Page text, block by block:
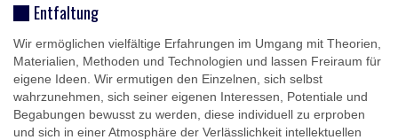
Entfaltung
Wir ermöglichen vielfältige Erfahrungen im Umgang mit Theorien,
Materialien, Methoden und Technologien und lassen Freiraum für
eigene Ideen. Wir ermutigen den Einzelnen, sich selbst
wahrzunehmen, sich seiner eigenen Interessen, Potentiale und
Begabungen bewusst zu werden, diese individuell zu erproben
und sich in einer Atmosphäre der Verlässlichkeit intellektuellen